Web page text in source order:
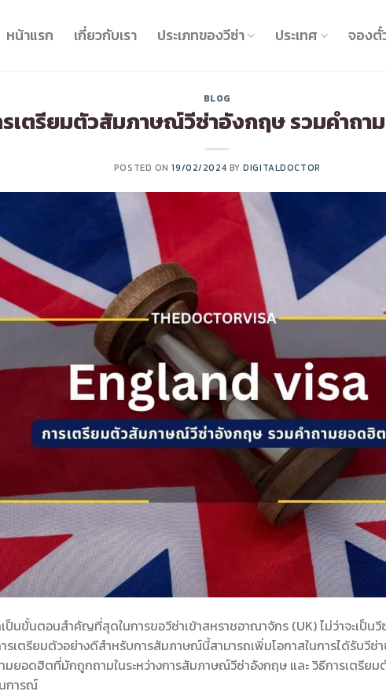
หน้าแรก เกี่ยวกับเรา ประเภทของวีซ่า ประเทศ จองตั๋
BLOG
รเตรียมตัวสัมภาษณ์วีซ่าอังกฤษ รวมคำถา
POSTED ON19/02/2024 BYDIGITALDOCTOR
นขั้นตอนสำคัญที่สุดในการขอวีซ่าเข้าสหราชอาณาจักร (UK) ไม่ว่าจะเป็นวี
รเตรียมตัวอย่างดีสำหรับการสัมภาษณ์นี้สามารถเพิ่มโอกาสในการได้รับวี
มยอดฮิตที่มักถูกถามในระหว่างการสัมภาษณ์วีซ่าอังกฤษ และ วิธีการเตรีย
การณ์